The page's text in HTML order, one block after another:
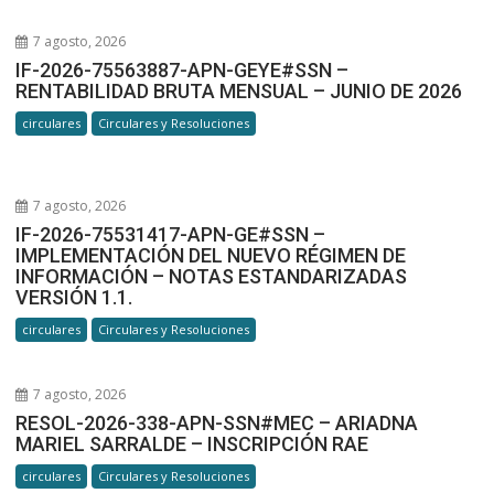
7 agosto, 2026
IF-2026-75563887-APN-GEYE#SSN –
RENTABILIDAD BRUTA MENSUAL – JUNIO DE 2026
circulares Circulares y Resoluciones
7 agosto, 2026
IF-2026-75531417-APN-GE#SSN –
IMPLEMENTACIÓN DEL NUEVO RÉGIMEN DE
INFORMACIÓN – NOTAS ESTANDARIZADAS
VERSIÓN 1.1.
circulares Circulares y Resoluciones
7 agosto, 2026
RESOL-2026-338-APN-SSN#MEC – ARIADNA
MARIEL SARRALDE – INSCRIPCIÓN RAE
circulares Circulares y Resoluciones